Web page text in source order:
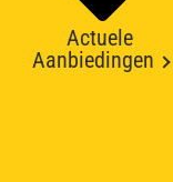
Actuele
Aanbiedingen